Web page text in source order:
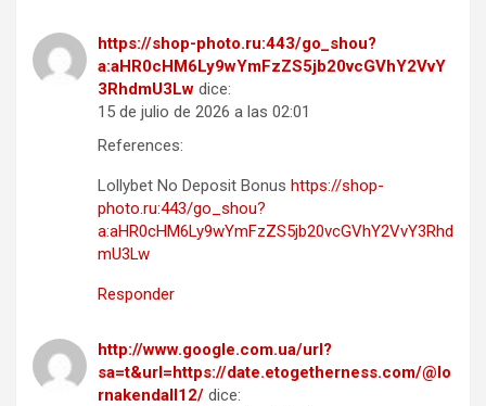
https://shop-photo.ru:443/go_shou?
a:aHR0cHM6Ly9wYmFzZS5jb20vcGVhY2VvY
3RhdmU3Lw dice:
15 de julio de 2026 a las 02:01
References:
Lollybet No Deposit Bonus https://shop-
photo.ru:443/go_shou?
a:aHR0cHM6Ly9wYmFzZS5jb20vcGVhY2VvY3Rhd
mU3Lw
Responder
http://www.google.com.ua/url?
sa=t&url=https://date.etogetherness.com/@lo
rnakendall12/ dice: